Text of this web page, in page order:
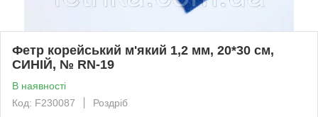
Фетр корейський м'який 1,2 мм, 20*30 см,
СИНІЙ, № RN-19
В наявності
Код: F230087
Роздріб